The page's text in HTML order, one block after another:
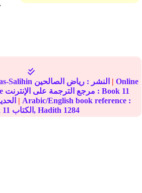
Salihin النشر : رياض الصالحين | Online
translation reference مرجع الترجمة على الإنترنت : Book 11
| Arabic/English book reference :
11 الكتاب, Hadith 1284